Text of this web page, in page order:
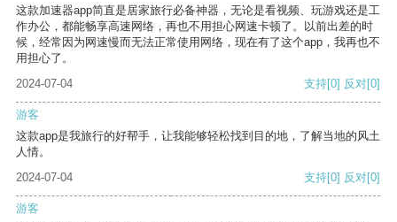
这款加速器app简直是居家旅行必备神器，无论是看视频、玩游戏还是工
作办公，都能畅享高速网络，再也不用担心网速卡顿了。以前出差的时
候，经常因为网速慢而无法正常使用网络，现在有了这个app，我再也不
用担心了。
2024-07-04
支持[0] 反对[0]
游客
这款app是我旅行的好帮手，让我能够轻松找到目的地，了解当地的风土
人情。
2024-07-04
支持[0] 反对[0]
游客